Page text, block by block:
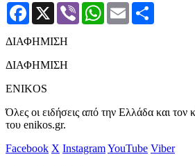
Facebook
X Viber WhatsApp
Email
ΔΙΑΦΗΜΙΣΗ
ΔΙΑΦΗΜΙΣΗ
ENIKOS
Όλες οι ειδήσεις από την Ελλάδα και τον
του enikos.gr.
Facebook X InstagramYouTube Viber